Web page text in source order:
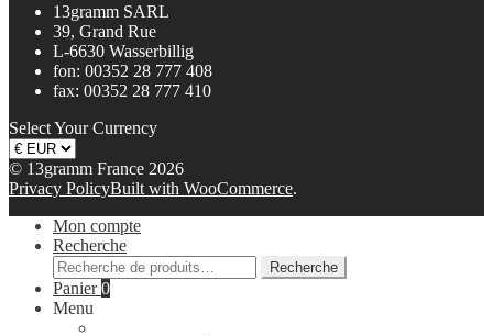
13gramm SARL
39, Grand Rue
L-6630 Wasserbillig
fon: 00352 28 777 408
fax: 00352 28 777 410
Select Your Currency
© 13gramm France 2026
Privacy PolicyBuilt with WooCommerce.
Mon compte
Recherche
Recherche
pour :
Recherche
Panier0
Menu